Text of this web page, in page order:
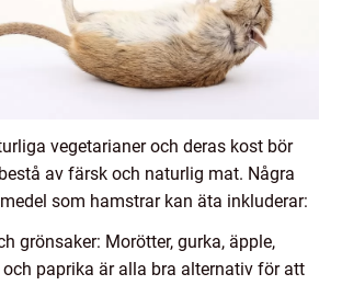
vegetarianer och deras kost bör
av färsk och naturlig mat. Några
som hamstrar kan äta inkluderar:
grönsaker: Morötter, gurka, äpple,
och paprika är alla bra alternativ för att